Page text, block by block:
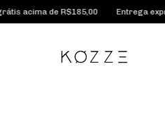
R$185,00 Entrega expressa a